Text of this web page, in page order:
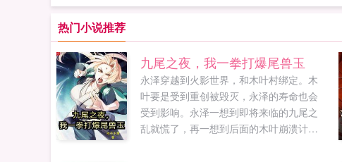
热门小说推荐
九尾之夜，我一拳打爆尾兽玉
永泽穿越到火影世界，和木叶村绑定。木
叶要是受到重创被毁灭，永泽的寿命也会
受到影响。永泽一想到即将来临的九尾之
乱就慌了，再一想到后面的木叶崩溃计